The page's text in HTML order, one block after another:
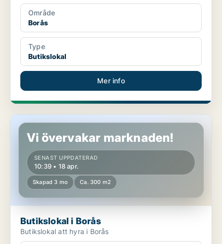
Område
Borås
Type
Butikslokal
Mer info
Butikslokal i Borås
Vi övervakar marknaden!
SENAST UPPDATERAD
10:39 • 18 apr.
Skapad 3 mo Ca. 300 m2
Butikslokal i Borås
Butikslokal att hyra i Borås